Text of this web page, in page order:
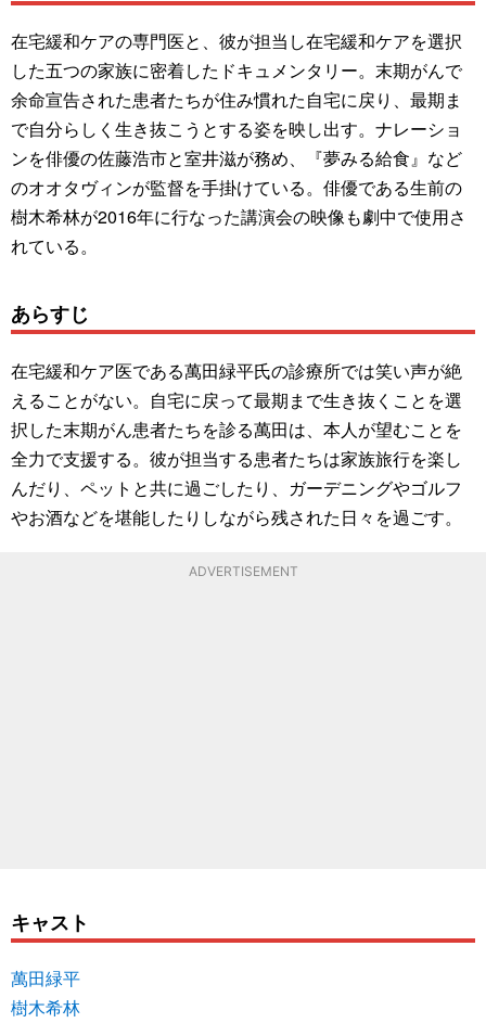
在宅緩和ケアの専門医と、彼が担当し在宅緩和ケアを選択
した五つの家族に密着したドキュメンタリー。末期がんで
余命宣告された患者たちが住み慣れた自宅に戻り、最期ま
で自分らしく生き抜こうとする姿を映し出す。ナレーショ
ンを俳優の佐藤浩市と室井滋が務め、『夢みる給食』など
のオオタヴィンが監督を手掛けている。俳優である生前の
樹木希林が2016年に行なった講演会の映像も劇中で使用さ
れている。
あらすじ
在宅緩和ケア医である萬田緑平氏の診療所では笑い声が絶
えることがない。自宅に戻って最期まで生き抜くことを選
択した末期がん患者たちを診る萬田は、本人が望むことを
全力で支援する。彼が担当する患者たちは家族旅行を楽し
んだり、ペットと共に過ごしたり、ガーデニングやゴルフ
やお酒などを堪能したりしながら残された日々を過ごす。
ADVERTISEMENT
キャスト
萬田緑平
樹木希林